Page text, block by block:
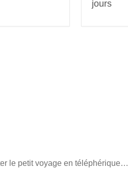
jours
le petit voyage en téléphérique…